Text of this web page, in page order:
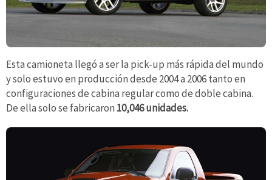
Esta camioneta llegó a ser la pick-up más rápida del mundo
y solo estuvo en producción desde 2004 a 2006 tanto en
configuraciones de cabina regular como de doble cabina.
De ella solo se fabricaron 10,046 unidades.